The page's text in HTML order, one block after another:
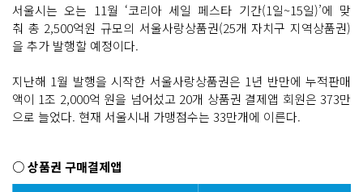
서울시는 오는 11월 ‘코리아 세일 페스타 기간(1일~15일)’에 맞
춰 총 2,500억원 규모의 서울사랑상품권(25개 자치구 지역상품권)
을 추가 발행할 예정이다.
지난해 1월 발행을 시작한 서울사랑상품권은 1년 반만에 누적판매
액이 1조 2,000억 원을 넘어섰고 20개 상품권 결제앱 회원은 373만
으로 늘었다. 현재 서울시내 가맹점수는 33만개에 이른다.
○ 상품권 구매결제앱